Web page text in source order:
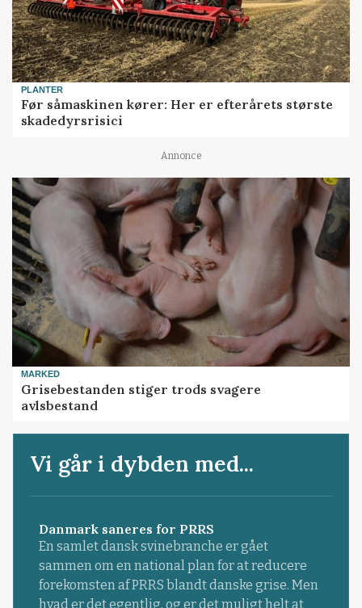
PLANTER
Før såmaskinen kører: Her er efterårets største
skadedyrsrisici
Annonce
MARKED
Grisebestanden stiger trods svagere
avlsbestand
Vi går i dybden med...
Danmark saneres for PRRS
En samlet dansk svinebranche er gået
sammen om en national plan for at reducere
forekomsten af PRRS blandt danske grise. Men
hvad er det egentlig, og er det muligt helt at